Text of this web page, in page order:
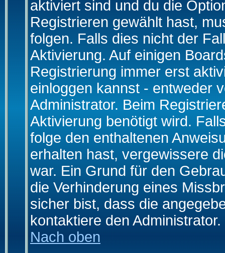
aktiviert sind und du die
Registrieren gewählt hast,
folgen. Falls dies nicht der
Aktivierung. Auf einigen
Registrierung immer erst
einloggen kannst - entweder
Administrator. Beim
Aktivierung benötigt wird.
folge den enthaltenen
erhalten hast, vergewissere
war. Ein Grund für den
die Verhinderung eines
sicher bist, dass die
kontaktiere den Administrator.
Nach oben